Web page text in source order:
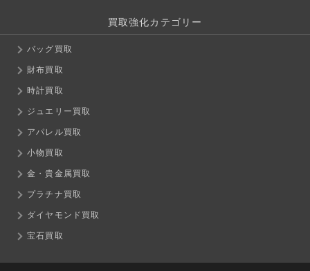
買取強化カテゴリー
バッグ買取
財布買取
時計買取
ジュエリー買取
アパレル買取
小物買取
金・貴金属買取
プラチナ買取
ダイヤモンド買取
宝石買取